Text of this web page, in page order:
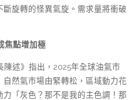
旋轉的怪異氣旋。需求量將衝破
焦點增加極
陳述》指出，2025年全球油氣市
然氣市場由緊轉松，區域動力花
「灰色？那不是我的主色調！那